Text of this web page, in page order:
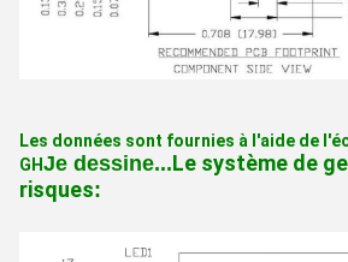
Les données sont fournies à l'aide de
GHJe dessine...Le système de
risques: